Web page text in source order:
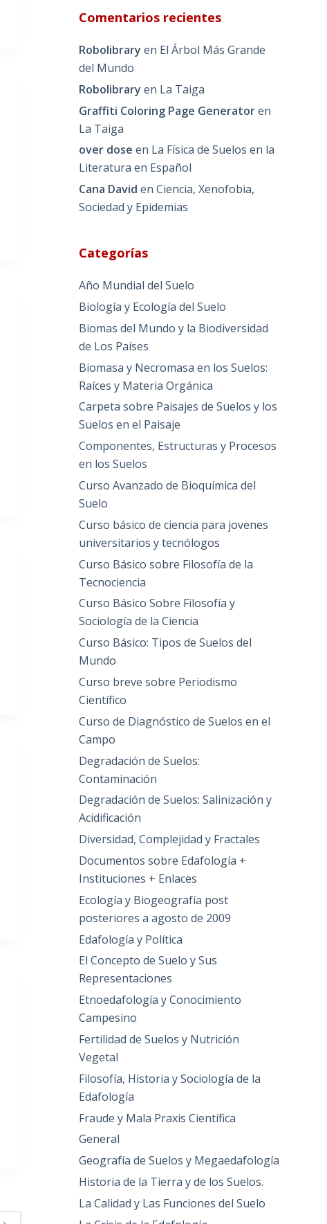
Comentarios recientes
Robolibrary en El Árbol Más Grande
del Mundo
Robolibrary en La Taiga
Graffiti Coloring Page Generatoren
La Taiga
over dose en La Física de Suelos en la
Literatura en Español
Cana David enCiencia, Xenofobia,
Sociedad y Epidemias
Categorías
Año Mundial del Suelo
Biología y Ecología del Suelo
Biomas del Mundo y la Biodiversidad
de Los Países
Biomasa y Necromasa en los Suelos:
Raíces y Materia Orgánica
Carpeta sobre Paisajes de Suelos y los
Suelos en el Paisaje
Componentes, Estructuras y Procesos
en los Suelos
Curso Avanzado de Bioquímica del
Suelo
Curso básico de ciencia para jovenes
universitarios y tecnólogos
Curso Básico sobre Filosofía de la
Tecnociencia
Curso Básico Sobre Filosofía y
Sociología de la Ciencia
Curso Básico: Tipos de Suelos del
Mundo
Curso breve sobre Periodismo
Científico
Curso de Diagnóstico de Suelos en el
Campo
Degradación de Suelos:
Contaminación
Degradación de Suelos: Salinización y
Acidificación
Diversidad, Complejidad y Fractales
Documentos sobre Edafología +
Instituciones + Enlaces
Ecología y Biogeografía post
posteriores a agosto de 2009
Edafología y Política
El Concepto de Suelo y Sus
Representaciones
Etnoedafología y Conocimiento
Campesino
Fertilidad de Suelos y Nutrición
Vegetal
Filosofía, Historia y Sociología de la
Edafología
Fraude y Mala Praxis Científica
General
Geografía de Suelos y Megaedafología
Historia de la Tierra y de los Suelos.
La Calidad y Las Funciones del Suelo